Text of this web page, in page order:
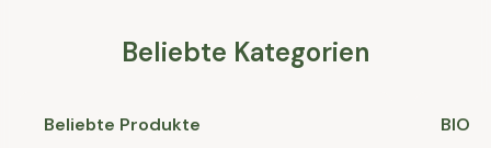
Beliebte Kategorien
Beliebte Produkte BIO